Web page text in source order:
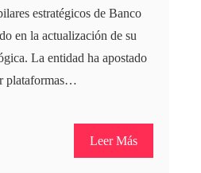
estratégicos de Banco
en la actualización de su
La entidad ha apostado
plataformas…
Leer Más